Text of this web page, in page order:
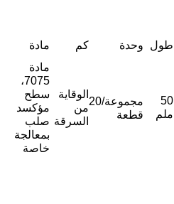
طول وحدة كم مادة
50
ملم
مجموعة/20
قطعة
الوقاية
من
السرقة
مادة
7075،
سطح
مؤكسد
صلب
بمعالجة
خاصة